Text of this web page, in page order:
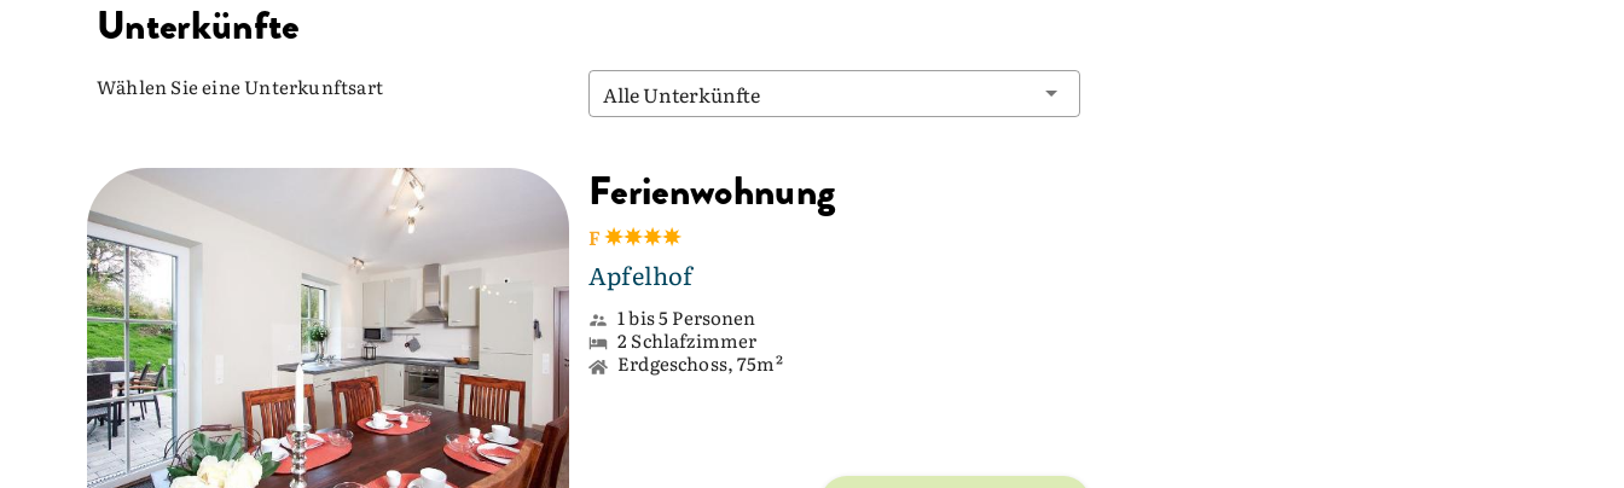
Unterkünfte
Wählen Sie eine Unterkunftsart Alle Unterkünfte
Ferienwohnung
F
Apfelhof
1 bis 5 Personen
2 Schlafzimmer
Erdgeschoss, 75m²